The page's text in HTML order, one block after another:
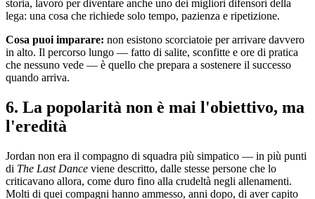
storia, lavorò per diventare anche uno dei migliori difensori della
lega: una cosa che richiede solo tempo, pazienza e ripetizione.
Cosa puoi imparare: non esistono scorciatoie per arrivare davvero
in alto. Il percorso lungo — fatto di salite, sconfitte e ore di pratica
che nessuno vede — è quello che prepara a sostenere il successo
quando arriva.
6. La popolarità non è mai l'obiettivo, ma
l'eredità
Jordan non era il compagno di squadra più simpatico — in più punti
di The Last Dance viene descritto, dalle stesse persone che lo
criticavano allora, come duro fino alla crudeltà negli allenamenti.
Molti di quei compagni hanno ammesso, anni dopo, di aver capito